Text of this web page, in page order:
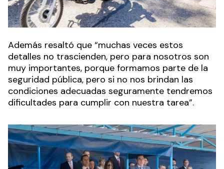
Además resaltó que “muchas veces estos
detalles no trascienden, pero para nosotros son
muy importantes, porque formamos parte de la
seguridad pública, pero si no nos brindan las
condiciones adecuadas seguramente tendremos
dificultades para cumplir con nuestra tarea”.